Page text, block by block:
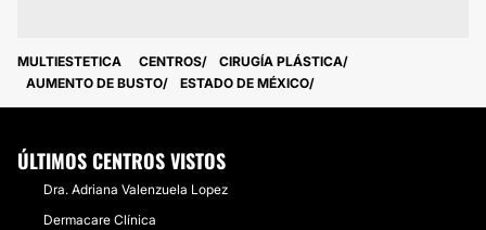
MULTIESTETICA CENTROS
CIRUGÍA PLÁSTICA
AUMENTO DE BUSTO
ESTADO DE MÉXICO
ÚLTIMOS CENTROS VISTOS
Dra. Adriana Valenzuela Lopez
Dermacare Clínica